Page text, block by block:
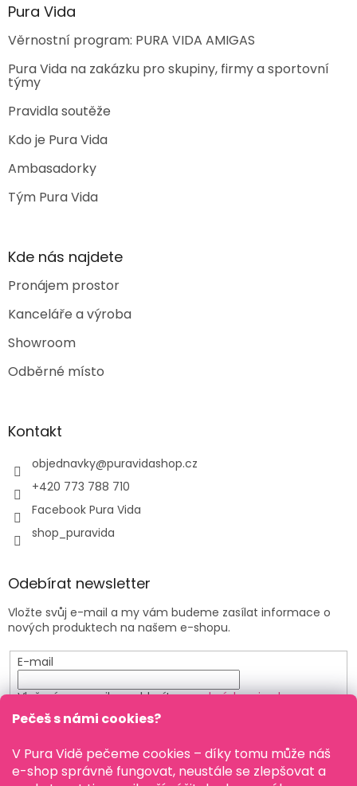
Pečeš s námi cookies?
V Pura Vidě pečeme cookies – díky tomu může náš
e-shop správně fungovat, neustále se zlepšovat a
Pura Vida
Věrnostní program: PURA VIDA AMIGAS
Pura Vida na zakázku pro skupiny, firmy a sportovní
týmy
Pravidla soutěže
Kdo je Pura Vida
Ambasadorky
Tým Pura Vida
Kde nás najdete
Pronájem prostor
Kanceláře a výroba
Showroom
Odběrné místo
Kontakt
objednavky@puravidashop.cz
+420 773 788 710
Facebook Pura Vida
shop_puravida
Odebírat newsletter
Vložte svůj e-mail a my vám budeme zasílat informace o
nových produktech na našem e-shopu.
E-mail
Vložením e-mailu souhlasíte spodmínkami ochrany
osobních údajů
PŘIHLÁSIT SE